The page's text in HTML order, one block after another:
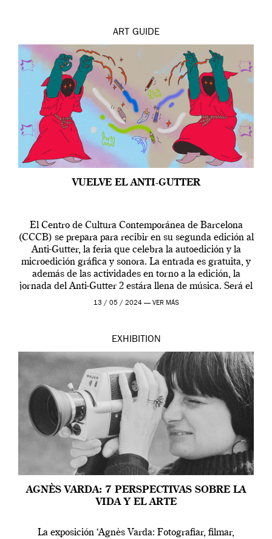
ART GUIDE
VUELVE EL ANTI-GUTTER
El Centro de Cultura Contemporánea de Barcelona
(CCCB) se prepara para recibir en su segunda edición al
Anti-Gutter, la feria que celebra la autoedición y la
microedición gráfica y sonora. La entrada es gratuita, y
además de las actividades en torno a la edición, la
jornada del Anti-Gutter 2 estára llena de música. Será el
[…]
13 / 05 / 2024 — VER MÁS
EXHIBITION
AGNÈS VARDA: 7 PERSPECTIVAS SOBRE LA
VIDA Y EL ARTE
La exposición ‘Agnès Varda: Fotografiar, filmar,